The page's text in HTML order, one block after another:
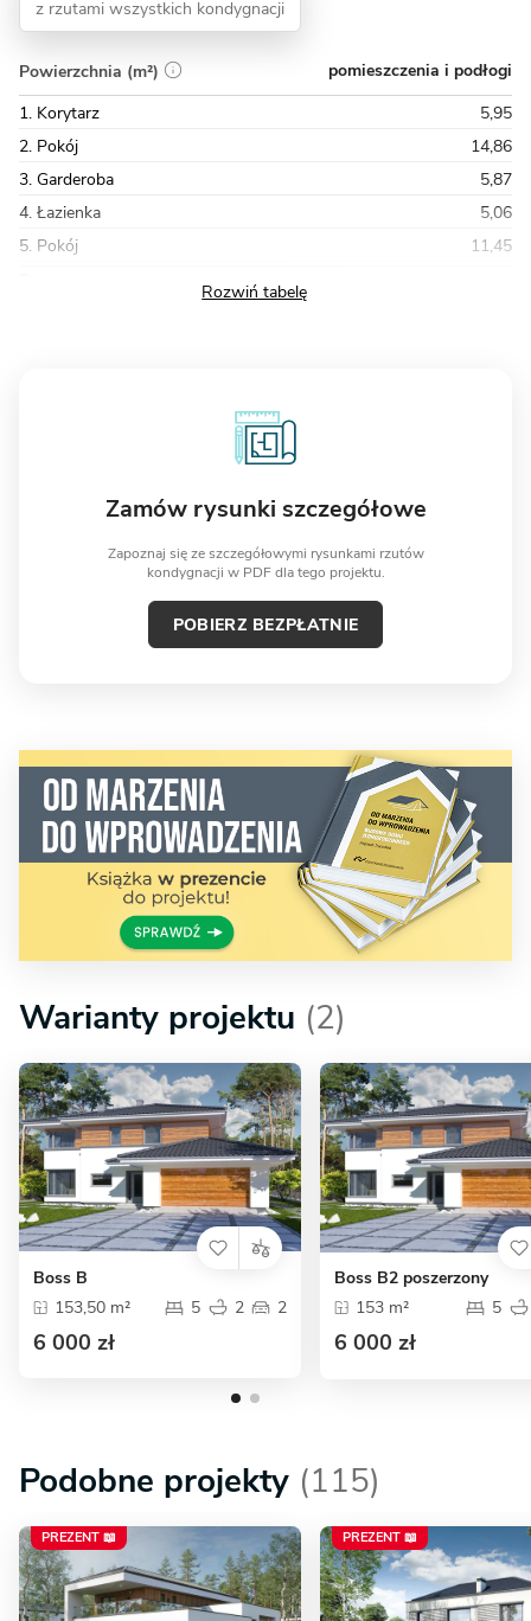
z rzutami wszystkich kondygnacji
Powierzchnia (m²)
pomieszczenia i podłogi
1. Korytarz
5,95
2. Pokój
14,86
3. Garderoba
5,87
4. Łazienka
5,06
5. Pokój
11,45
Zamów rysunki szczegółowe
Zapoznaj się ze szczegółowymi rysunkami rzutów
kondygnacji w PDF dla tego projektu.
POBIERZ BEZPŁATNIE
Warianty projektu (2)
Boss B
153,50 m²
5 2 2
6 000 zł
Boss B2 poszerzony
153 m²
5
6 000 zł
Podobne projekty (115)
PREZENT 📖 PREZENT 📖